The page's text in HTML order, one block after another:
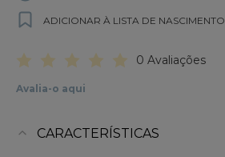
ADICIONAR À LISTA DE NASCIMENTO
0 Avaliações
Avalia-o aqui
CARACTERÍSTICAS